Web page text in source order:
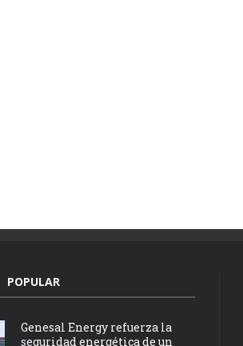
POPULAR
Genesal Energy refuerza la
seguridad energética de un